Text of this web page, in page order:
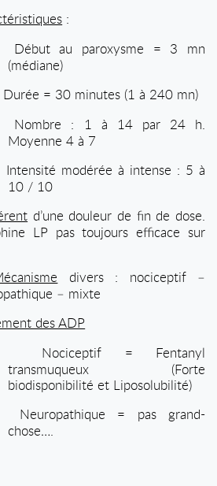
:
Début au paroxysme = 3 mn
(médiane)
Durée = 30 minutes (1 à 240 mn)
Nombre : 1 à 14 par 24 h.
Moyenne 4 à 7
Intensité modérée à intense : 5 à
10 / 10
d’une douleur de fin de dose.
LP pas toujours efficace sur
divers : nociceptif –
– mixte
des ADP
Nociceptif = Fentanyl
transmuqueux (Forte
biodisponibilité et Liposolubilité)
Neuropathique = pas grand-
chose….